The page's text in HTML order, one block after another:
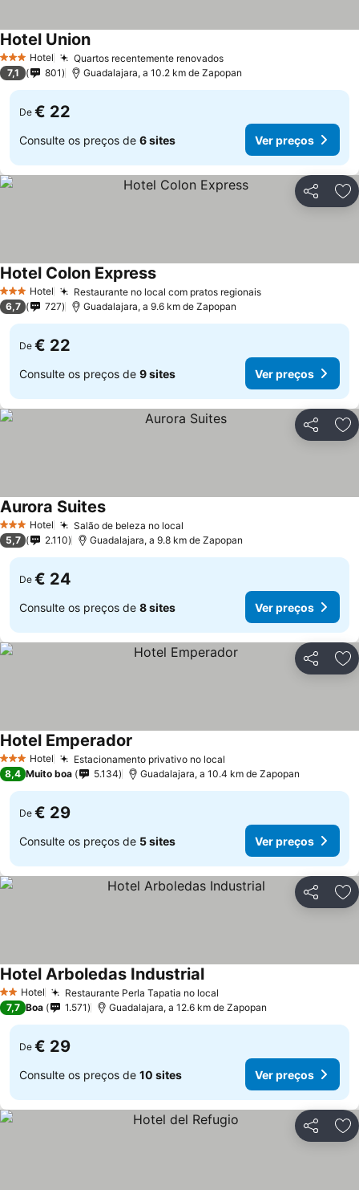
3 EstrelasHotel Quartos recentemente renovados
Hotel Union
7,1 801 Guadalajara, a 10.2 km de Zapopan
De € 22
Consulte os preços de 6 sites Ver preços
Partilhar
3 EstrelasHotel Restaurante no local com pratos regionais
Hotel Colon Express
6,7 727 Guadalajara, a 9.6 km de Zapopan
De € 22
Consulte os preços de 9 sites Ver preços
Partilhar
3 EstrelasHotel Salão de beleza no local
Aurora Suites
5,7 2.110 Guadalajara, a 9.8 km de Zapopan
De € 24
Consulte os preços de 8 sites Ver preços
Partilhar
3 EstrelasHotel Estacionamento privativo no local
Hotel Emperador
8,4 Muito boa 5.134 Guadalajara, a 10.4 km de Zapopan
De € 29
Consulte os preços de 5 sites Ver preços
Partilhar
2 Estrelas
Hotel Restaurante Perla Tapatia no local
Hotel Arboledas Industrial
7,7 Boa 1.571 Guadalajara, a 12.6 km de Zapopan
De € 29
Consulte os preços de 10 sites Ver preços
Partilhar